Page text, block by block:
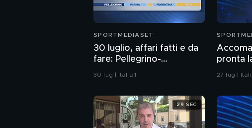
SPORTMEDIASET
30 luglio, affari fatti e da
fare: Pellegrino-
Fiorentina, intesa
30 lug | Italia 1
pronta
per
27 lug |
29 SEC